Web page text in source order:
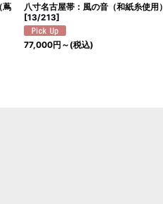
蔦
八寸名古屋帯：風の音（和紙糸使用）
[13/213]
77,000円 ～ (税込)